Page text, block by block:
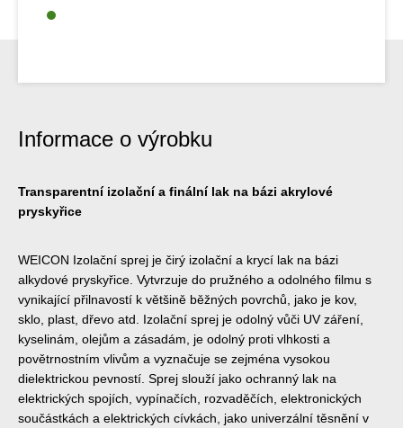
Informace o výrobku
Transparentní izolační a finální lak na bázi akrylové
pryskyřice
WEICON Izolační sprej je čirý izolační a krycí lak na bázi
alkydové pryskyřice. Vytvrzuje do pružného a odolného filmu s
vynikající přilnavostí k většině běžných povrchů, jako je kov,
sklo, plast, dřevo atd. Izolační sprej je odolný vůči UV záření,
kyselinám, olejům a zásadám, je odolný proti vlhkosti a
povětrnostním vlivům a vyznačuje se zejména vysokou
dielektrickou pevností. Sprej slouží jako ochranný lak na
elektrických spojích, vypínačích, rozvaděčích, elektronických
součástkách a elektrických cívkách, jako univerzální těsnění v